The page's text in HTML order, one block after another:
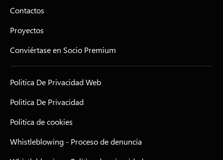
Contactos
Proyectos
Conviértase en Socio Premium
Politica De Privacidad Web
Politica De Privacidad
Politica de cookies
Whistleblowing - Proceso de denuncia